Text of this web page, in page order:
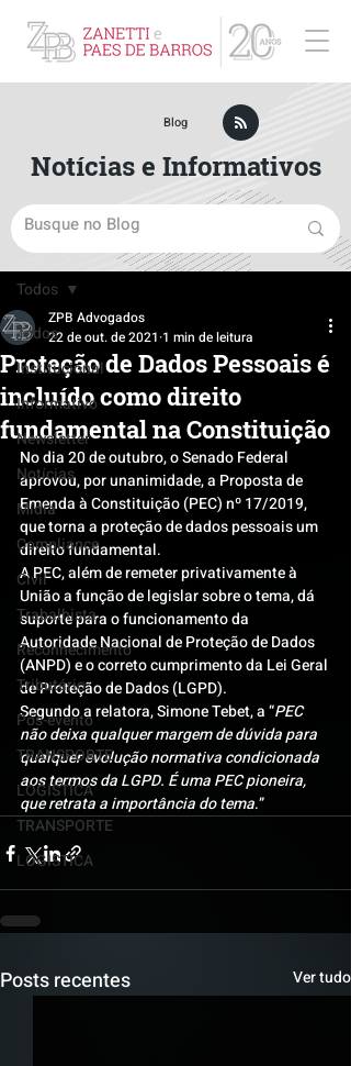
Post
Todos
Institucional
Informativo
Newsletter
Notícias
Mídia
Compliance
Civil
Trabalhista
Reconhecimento
Tributário
Pós-evento
TRANSPORTE
LOGISTICA
TRANSPORTE
LOGISTICA
Todos
Proteção de Dados Pessoais é
incluído como direito
fundamental na Constituição
ZPB Advogados
22 de out. de 2021 1 min de leitura
No dia 20 de outubro, o Senado Federal
aprovou, por unanimidade, a Proposta de
Emenda à Constituição (PEC) nº 17/2019,
que torna a proteção de dados pessoais um
direito fundamental.
A PEC, além de remeter privativamente à
União a função de legislar sobre o tema, dá
suporte para o funcionamento da
Autoridade Nacional de Proteção de Dados
(ANPD) e o correto cumprimento da Lei Geral
de Proteção de Dados (LGPD).
Segundo a relatora, Simone Tebet, a “PEC
não deixa qualquer margem de dúvida para
qualquer evolução normativa condicionada
aos termos da LGPD. É uma PEC pioneira,
que retrata a importância do tema.”
Posts recentes Ver tudo
Blog
Notícias e Informativos